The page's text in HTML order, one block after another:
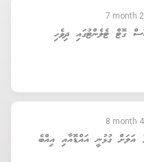
7 month
ގޮޓް ޓެލެންޓުގައި ދިވެހި
8 month
އަލަށް ގުޅުނީ އައްޑޮއާއި އިއްބެ